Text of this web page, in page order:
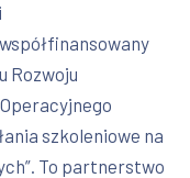
Rozwoju
szkoleniowe na
To partnerstwo